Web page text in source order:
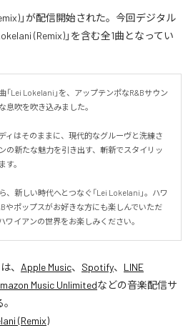
」が配信開始された。今回デジタル
(Remix)」を含む全1曲となってい
「Lei Lokelani」を、アップテンポなR&Bサウン
息吹を吹き込みました。
ィはそのままに、現代的なグルーヴと洗練さ
の新たな魅力を引き出す、斬新でスタイリッ
す。
新しい時代へとつなぐ「Lei Lokelani」。ハワ
やポップスがお好きな方にも楽しんでいただ
ワイアンの世界をお楽しみください。
は、 Apple Music、 Spotify、 LINE
Music Unlimitedなどの音楽配信サ
(Remix)